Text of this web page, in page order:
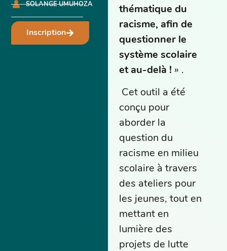
SOLANGE UMUHOZA
Inscription
thématique du
racisme, afin de
questionner le
système scolaire
et au-delà ! » .
Cet outil a été
conçu pour
aborder la
question du
racisme en milieu
scolaire à travers
des ateliers pour
les jeunes, tout en
mettant en
lumière des
projets de lutte